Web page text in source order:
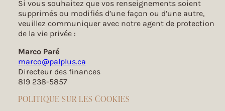
Si vous souhaitez que vos renseignements soient
supprimés ou modifiés d’une façon ou d’une autre,
veuillez communiquer avec notre agent de protection
de la vie privée :
Marco Paré
marco@palplus.ca
Directeur des finances
819 238-5857
POLITIQUE SUR LES COOKIES